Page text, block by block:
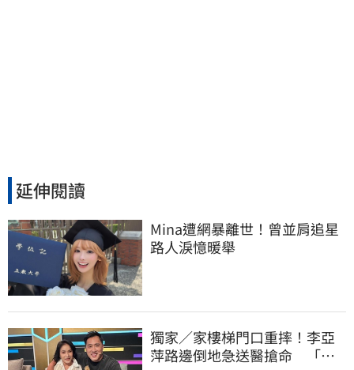
延伸閱讀
Mina遭網暴離世！曾並肩追星
路人淚憶暖舉
獨家／家樓梯門口重摔！李亞
萍路邊倒地急送醫搶命 「最